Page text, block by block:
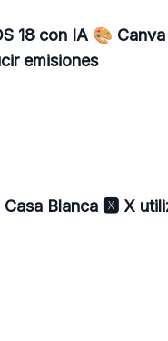
18 con IA 🎨
emisiones
Blanca 🆇 X